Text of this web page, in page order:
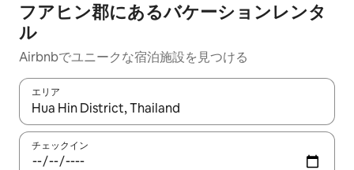
フアヒン郡にあるバケーションレンタ
ル
Airbnbでユニークな宿泊施設を見つける
エリア
検索結果が表示されたら、上下の矢印キーを使って移動するか
チェックイン